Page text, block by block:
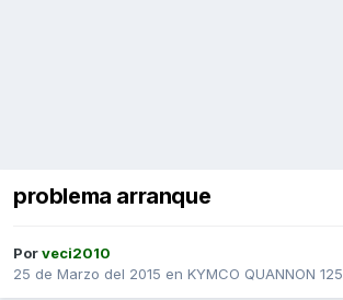
problema arranque
Porveci2010
25 de Marzo del 2015 en KYMCO QUANNON 125